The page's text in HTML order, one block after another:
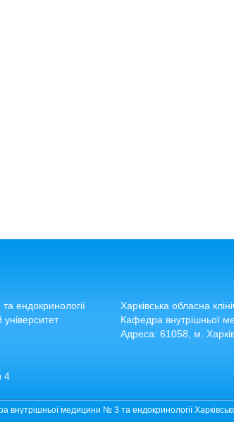
ендокринології
4
Харківська обласна
Кафедра внутрішньої
Адреса: 61058, м.
медицини № 3 та ендокринології